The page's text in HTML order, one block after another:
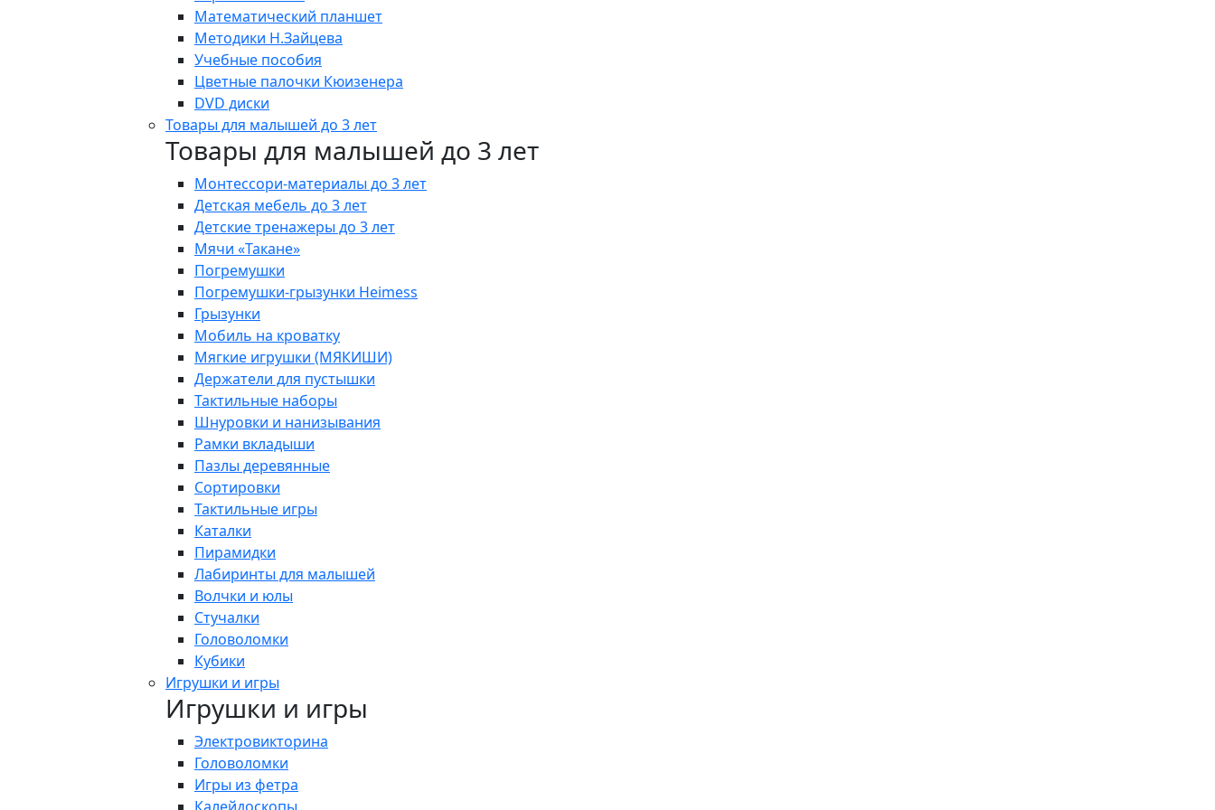
Математический планшет
Методики Н.Зайцева
Учебные пособия
Цветные палочки Кюизенера
DVD диски
Товары для малышей до 3 лет
Товары для малышей до 3 лет
Монтессори-материалы до 3 лет
Детская мебель до 3 лет
Детские тренажеры до 3 лет
Мячи «Такане»
Погремушки
Погремушки-грызунки Heimess
Грызунки
Мобиль на кроватку
Мягкие игрушки (МЯКИШИ)
Держатели для пустышки
Тактильные наборы
Шнуровки и нанизывания
Рамки вкладыши
Пазлы деревянные
Сортировки
Тактильные игры
Каталки
Пирамидки
Лабиринты для малышей
Волчки и юлы
Стучалки
Головоломки
Кубики
Игрушки и игры
Игрушки и игры
Электровикторина
Головоломки
Игры из фетра